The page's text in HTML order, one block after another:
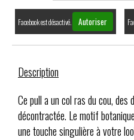
Facebook est désactivé. Autoriser
Description
Ce pull a un col ras du cou, des
décontractée. Le motif
une touche singulière à votre